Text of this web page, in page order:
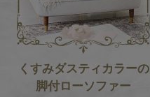
くすみダスティカラーの
脚付ローソファー